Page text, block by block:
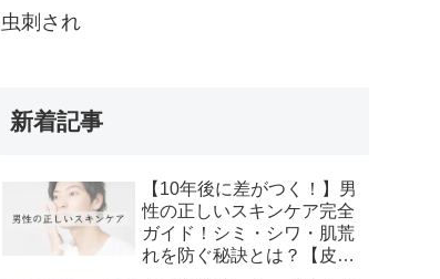
虫刺され
新着記事
【10年後に差がつく！】男
性の正しいスキンケア完全
ガイド！シミ・シワ・肌荒
れを防ぐ秘訣とは？【皮膚